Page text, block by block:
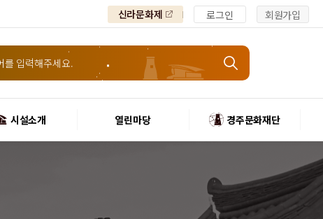
신라문화제 로그인 회원가입
시설소개 열린마당 경주문화재단